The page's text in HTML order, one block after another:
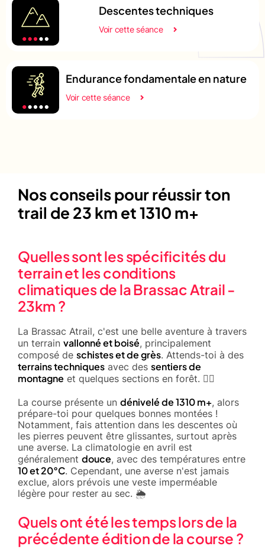
Descentes techniques
Voir cette séance
Endurance fondamentale en nature
Voir cette séance
Nos conseils pour réussir ton
trail de 23 km et 1310 m+
Quelles sont les spécificités du
terrain et les conditions
climatiques de la Brassac Atrail -
23km ?
La Brassac Atrail, c'est une belle aventure à travers
un terrain vallonné et boisé, principalement
composé de schistes et de grès. Attends-toi à des
terrains techniques avec des sentiers de
montagne et quelques sections en forêt. 🚵‍♂️
La course présente un dénivelé de 1310 m+, alors
prépare-toi pour quelques bonnes montées !
Notamment, fais attention dans les descentes où
les pierres peuvent être glissantes, surtout après
une averse. La climatologie en avril est
généralement douce, avec des températures entre
10 et 20°C. Cependant, une averse n'est jamais
exclue, alors prévois une veste imperméable
légère pour rester au sec. 🌦️
Quels ont été les temps lors de la
précédente édition de la course ?